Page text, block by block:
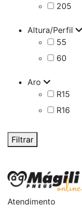
205
Altura/Perfil
55
60
Aro
R15
R16
Filtrar
Atendimento